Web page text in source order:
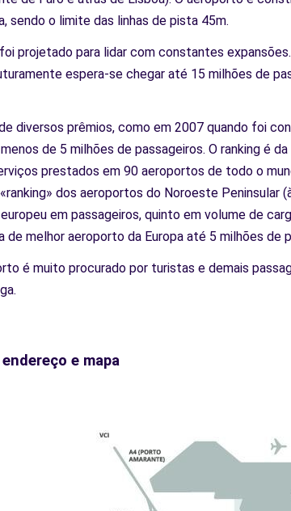
sendo o limite das linhas de pista 45m.
projetado para lidar com constantes
espera-se chegar até 15 milhões de
diversos prêmios, como em 2007 quando foi
de 5 milhões de passageiros. O ranking é
prestados em 90 aeroportos de todo o
dos aeroportos do Noroeste Peninsular
em passageiros, quinto em volume de
melhor aeroporto da Europa até 5 milhões de
é muito procurado por turistas e demais
e mapa